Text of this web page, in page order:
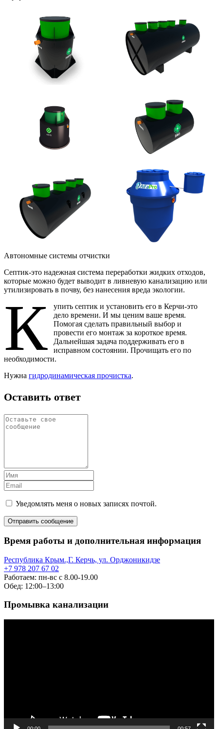
Автономные системы отчистки
Септик-это надежная система переработки жидких отходов,
которые можно будет выводит в ливневую канализацию или
утилизировать в почву, без нанесения вреда экологии.
К
упить септик и установить его в Керчи-это
дело времени. И мы ценим ваше время.
Помогая сделать правильный выбор и
провести его монтаж за короткое время.
Дальнейшая задача поддерживать его в
исправном состоянии. Прочищать его по
необходимости.
Нужна гидродинамическая прочистка.
Оставить ответ
Уведомлять меня о новых записях почтой.
Время работы и дополнительная информация
Республика Крым.,Г. Керчь, ул. Орджоникидзе
+7 978 207 67 02
Работаем: пн-вс с 8.00-19.00
Обед: 12:00–13:00
Промывка канализации